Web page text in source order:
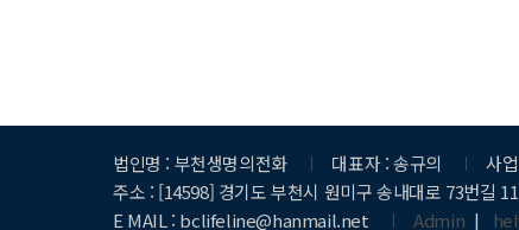
법인명 : 부천생명의전화 대표자 : 송규의
사
주소 : [14598] 경기도 부천시 원미구 송내대로 73번길
E MAIL : bclifeline@hanmail.net
Admin |